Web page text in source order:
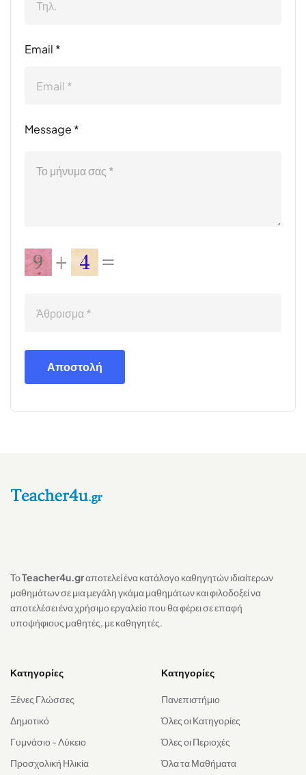
Email *
Message *
Αποστολή
ΤοTeacher4u.grαποτελεί ένα κατάλογο καθηγητών ιδιαίτερων
μαθημάτων σε μια μεγάλη γκάμα μαθημάτων και φιλοδοξεί να
αποτελέσει ένα χρήσιμο εργαλείο που θα φέρει σε επαφή
υποψήφιους μαθητές, με καθηγητές.
Κατηγορίες
Ξένες Γλώσσες
Δημοτικό
Γυμνάσιο - Λύκειο
Προσχολική Ηλικία
Κατηγορίες
Πανεπιστήμιο
Όλες οι Κατηγορίες
Όλες οι Περιοχές
Όλα τα Μαθήματα